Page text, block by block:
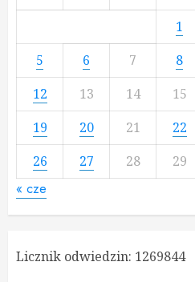
1
5
6 7 8
12
13 14 15
19
20 21 22
26
27 28 29
« cze
Licznik odwiedzin: 1269844